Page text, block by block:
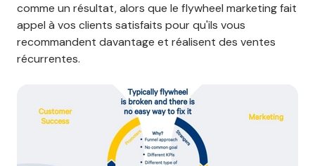
comme un résultat, alors que le flywheel marketing fait
appel à vos clients satisfaits pour qu'ils vous
recommandent davantage et réalisent des ventes
récurrentes.